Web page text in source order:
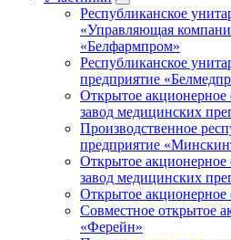
Республиканское
«Управляющая
«Белфармпром»
Республиканское
предприятие
Открытое акционерное
завод медицинских
Производственное
предприятие
Открытое
завод медицинских
Открытое акционерное
Совместное открытое
«Ферейн»